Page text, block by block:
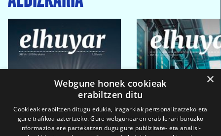
×
Webgune honek cookieak
erabiltzen ditu
Cookieak erabiltzen ditugu edukia, iragarkiak pertsonalizatzeko eta
gure trafikoa aztertzeko. Gure webgunearen erabilerari buruzko
informazioa ere partekatzen dugu gure publizitate- eta analisi-